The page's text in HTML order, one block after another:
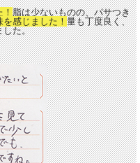
脂は少ないものの、パサつき
を感じました！ 量も丁度良く、
した。